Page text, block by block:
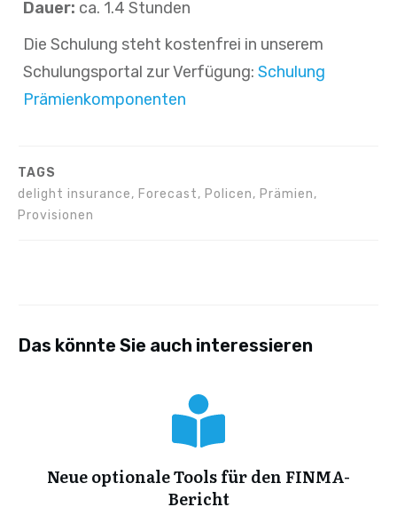
Dauer: ca. 1.4 Stunden
Die Schulung steht kostenfrei in unserem
Schulungsportal zur Verfügung: Schulung
Prämienkomponenten
TAGS
delight insurance, Forecast, Policen, Prämien,
Provisionen
Das könnte Sie auch interessieren
Neue optionale Tools für den FINMA-
Bericht